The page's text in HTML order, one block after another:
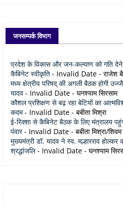
जनसम्पर्क विभाग
प्रदेश के विकास और जन-कल्याण को गति
कैबिनेट स्वीकृति - Invalid Date - राजेश
मध्य क्षेत्रीय परिषद् की अगली बैठक होगी
यादव - Invalid Date - घनश्याम सिरसाम
कौशल प्रशिक्षण से बढ़ रहा बेटियों का
कदम- Invalid Date - बबीता मिश्रा
ई-रिक्शा से कैबिनेट बैठक के लिए मंत्रालय
पंवार- Invalid Date - बबीता मिश्रा/
मुख्यमंत्री डॉ. यादव ने स्व. मल्हारराव होल्कर
श्रद्धांजलि- Invalid Date - घनश्याम